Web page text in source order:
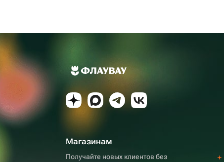
Магазинам
Получайте новых клиентов без